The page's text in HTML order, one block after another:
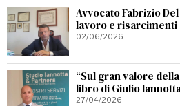
Avvocato Fabrizio
lavoro e risarcimenti
02/06/2026
“Sul gran valore
libro di Giulio
27/04/2026